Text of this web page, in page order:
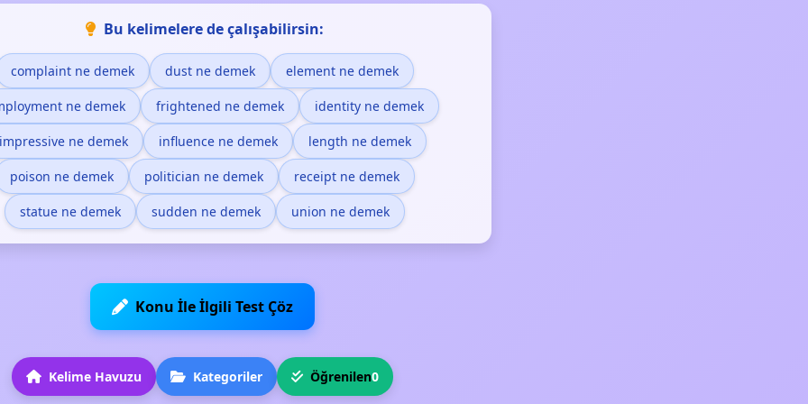
Bu kelimelere de çalışabilirsin:
complaint ne demek dust ne demek element ne demek
ne demek frightened ne demek identity ne demek
ne demek influence ne demek length ne demek
poison ne demek politician ne demek receipt ne demek
statue ne demek sudden ne demek union ne demek
Konu İle İlgili Test Çöz
Kelime Havuzu Kategoriler Öğrenilen0